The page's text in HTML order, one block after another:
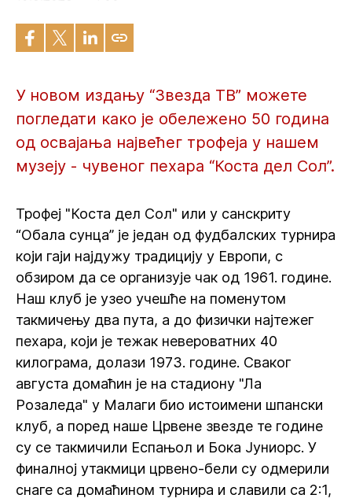
У новом издању “Звезда ТВ” можете
погледати како је обележено 50 година
од освајања највећег трофеја у нашем
музеју - чувеног пехара “Коста дел Сол”.
Трофеј "Коста дел Сол" или у санскриту
“Обала сунца” је један од фудбалских турнира
који гаји најдужу традицију у Европи, с
обзиром да се организује чак од 1961. године.
Наш клуб је узео учешће на поменутом
такмичењу два пута, а до физички најтежег
пехара, који је тежак невероватних 40
килограма, долази 1973. године. Сваког
августа домаћин је на стадиону "Ла
Розаледа" у Малаги био истоимени шпански
клуб, а поред наше Црвене звезде те године
су се такмичили Еспањол и Бока Јуниорс. У
финалној утакмици црвено-бели су одмерили
снаге са домаћином турнира и славили са 2:1,